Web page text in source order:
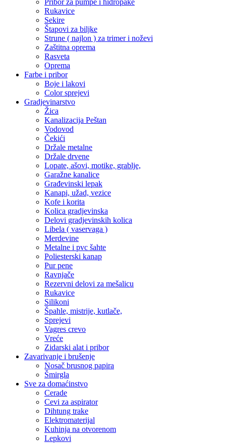
Pribor za pumpe i hidropake
Rukavice
Sekire
Štapovi za biljke
Strune ( najlon ) za trimer i noževi
Zaštitna oprema
Rasveta
Oprema
Farbe i pribor
Boje i lakovi
Color sprejevi
Gradjevinarstvo
Žica
Kanalizacija Peštan
Vodovod
Čekići
Držale metalne
Držale drvene
Lopate, ašovi, motike, grablje,
Garažne kanalice
Građevinski lepak
Kanapi, užad, vezice
Kofe i korita
Kolica gradjevinska
Delovi gradjevinskih kolica
Libela ( vaservaga )
Merdevine
Metalne i pvc šahte
Poliesterski kanap
Pur pene
Ravnjače
Rezervni delovi za mešalicu
Rukavice
Silikoni
Špahle, mistrije, kutlače,
Sprejevi
Vagres crevo
Vreće
Zidarski alat i pribor
Zavarivanje i brušenje
Nosač brusnog papira
Šmirgla
Sve za domaćinstvo
Cerade
Cevi za aspirator
Dihtung trake
Elektromaterijal
Kuhinja na otvorenom
Lepkovi